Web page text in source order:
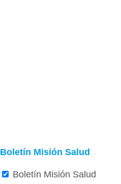
Boletín Misión Salud
Boletín Misión Salud